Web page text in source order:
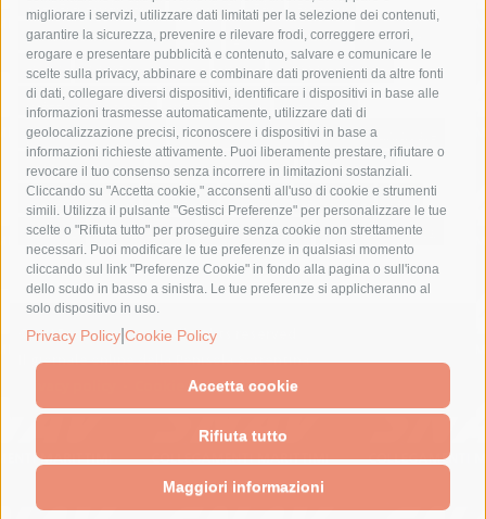
migliorare i servizi, utilizzare dati limitati per la selezione dei contenuti,
garantire la sicurezza, prevenire e rilevare frodi, correggere errori,
erogare e presentare pubblicità e contenuto, salvare e comunicare le
scelte sulla privacy, abbinare e combinare dati provenienti da altre fonti
di dati, collegare diversi dispositivi, identificare i dispositivi in base alle
informazioni trasmesse automaticamente, utilizzare dati di
geolocalizzazione precisi, riconoscere i dispositivi in base a
informazioni richieste attivamente. Puoi liberamente prestare, rifiutare o
revocare il tuo consenso senza incorrere in limitazioni sostanziali.
Cliccando su "Accetta cookie," acconsenti all'uso di cookie e strumenti
simili. Utilizza il pulsante "Gestisci Preferenze" per personalizzare le tue
scelte o "Rifiuta tutto" per proseguire senza cookie non strettamente
necessari. Puoi modificare le tue preferenze in qualsiasi momento
cliccando sul link "Preferenze Cookie" in fondo alla pagina o sull'icona
dello scudo in basso a sinistra. Le tue preferenze si applicheranno al
solo dispositivo in uso.
Privacy Policy Cookie Policy
Accetta cookie
Rifiuta tutto
Maggiori informazioni
fondazione sorrento
gori guardia costiera
incidente
lavori
lorenzo balducelli mare
massa lubrense
massimo coppola
Meta napoli
ordinanza
penisola sorrentina
piano di sorrento
polizia municipale
protezione civile
Regione Campania
sant'agnello
sindaco cuomo
sorrento studenti temporali
treni
turismo
Vico Equense villa fiorentino vincenzo de luca
© 2015 SorrentoPress. All rights reserved.
Il giornale online della Penisola Sorrentina
Cookie Policy